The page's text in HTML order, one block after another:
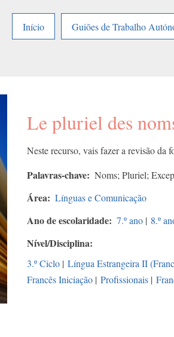
Início
Guiões de Trabalho
Le pluriel des
Neste recurso, vais fazer a revisão da
Palavras-chave Noms; Pluriel;
Área Línguas e Comunicação
Ano de escolaridade 7.º ano | 8.º
Nível/Disciplina
3.º Ciclo | Língua Estrangeira II
Francês Iniciação | Profissionais |